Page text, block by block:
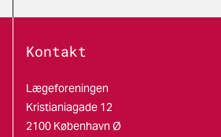
Kontakt
Lægeforeningen
Kristianiagade 12
2100 København Ø